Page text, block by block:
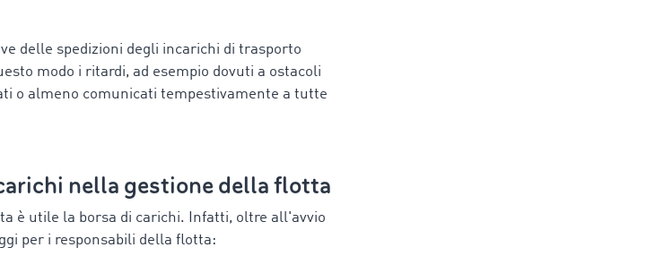
delle spedizioni degli incarichi di trasporto
modo i ritardi, ad esempio dovuti a ostacoli
o almeno comunicati tempestivamente a tutte
nella gestione della flotta
è utile la borsa di carichi. Infatti, oltre all'avvio
per i responsabili della flotta: